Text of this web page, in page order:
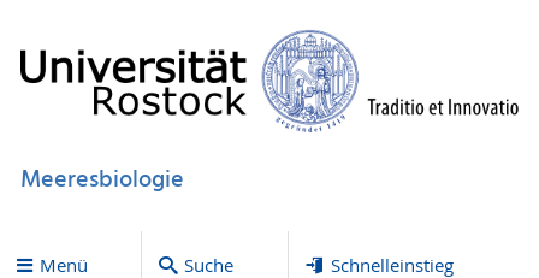
Meeresbiologie
Menü Suche Schnelleinstieg